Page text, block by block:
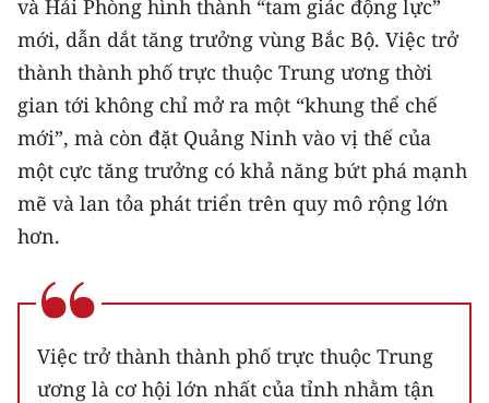
và Hải Phòng hình thành “tam giác động lực”
mới, dẫn dắt tăng trưởng vùng Bắc Bộ. Việc trở
thành thành phố trực thuộc Trung ương thời
gian tới không chỉ mở ra một “khung thể chế
mới”, mà còn đặt Quảng Ninh vào vị thế của
một cực tăng trưởng có khả năng bứt phá mạnh
mẽ và lan tỏa phát triển trên quy mô rộng lớn
hơn.
Việc trở thành thành phố trực thuộc Trung
ương là cơ hội lớn nhất của tỉnh nhằm tận